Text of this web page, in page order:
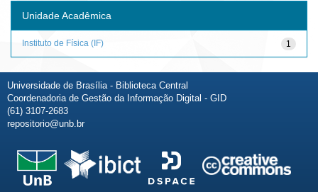
Unidade Acadêmica
1
Instituto de Física (IF)
Universidade de Brasília - Biblioteca Central
Coordenadoria de Gestão da Informação Digital - GID
(61) 3107-2683
repositorio@unb.br